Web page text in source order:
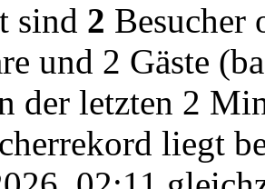
sind 2 Besucher
und 2 Gäste
der letzten 2
liegt